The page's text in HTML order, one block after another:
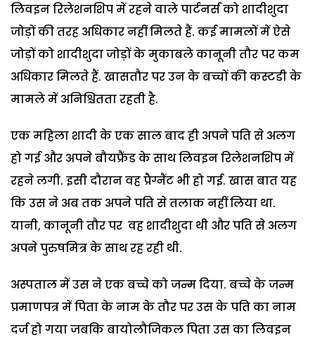
लिवइन रिलेशनशिप में रहने वाले पार्टनर्स को शादीशुदा
जोड़ों की तरह अधिकार नहीं मिलते हैं. कई मामलों में ऐसे
जोड़ों को शादीशुदा जोड़ों के मुकाबले कानूनी तौर पर कम
अधिकार मिलते हैं. खासतौर पर उन के बच्चों की कस्टडी के
मामले में अनिश्चितता रहती है.
एक महिला शादी के एक साल बाद ही अपने पति से अलग
हो गई और अपने बौयफ्रैंड के साथ लिवइन रिलेशनशिप में
रहने लगी. इसी दौरान वह प्रैग्नैंट भी हो गई. खास बात यह
कि उस ने अब तक अपने पति से तलाक नहीं लिया था.
यानी, कानूनी तौर पर वह शादीशुदा थी और पति से अलग
अपने पुरुषमित्र के साथ रह रही थी.
अस्पताल में उस ने एक बच्चे को जन्म दिया. बच्चे के जन्म
प्रमाणपत्र में पिता के नाम के तौर पर उस के पति का नाम
दर्ज हो गया जबकि बायोलौजिकल पिता उस का लिवइन